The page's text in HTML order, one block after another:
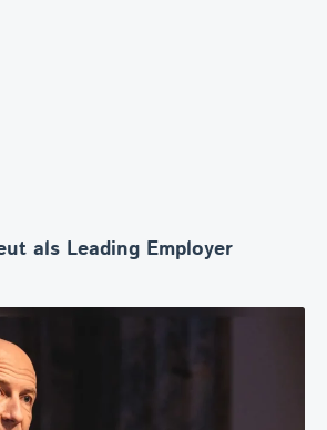
als Leading Employer